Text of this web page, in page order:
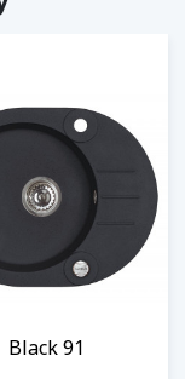
Black 91